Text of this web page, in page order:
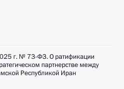
г. № 73-ФЗ. О ратификации
партнерстве между
Республикой Иран